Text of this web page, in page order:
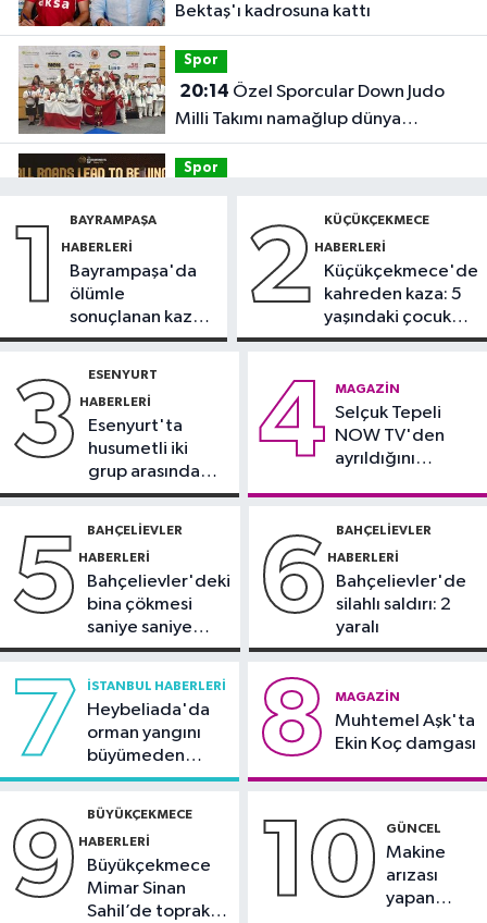
Bektaş'ı kadrosuna kattı
Spor
20:14
Milli Takımı namağlup dünya
şampiyonu
Spor
2026’da yer alacak takımlar belli
Fatih Haberleri
çeşmeleri birer birer ayağa
Avrupa Şampiyonası'na Riva'da
hazırlanıyor
sırasında 2 bina tahliye edildi
1 BAYRAMPAŞA
HABERLERI
Bayrampaşa'da
ölümle
sonuçlanan kaza:
Sürücü
2 KÜÇÜKÇEKMECE
HABERLERI
Küçükçekmece'de
kahreden kaza: 5
yaşındaki çocuk
yoğun bakımda
3 ESENYURT
HABERLERI
Esenyurt'ta
husumetli iki
grup arasında
silahlı kavga
4 MAGAZIN
Selçuk Tepeli
NOW TV'den
ayrıldığını
5 BAHÇELIEVLER
HABERLERI
Bahçelievler'deki
bina çökmesi
saniye saniye
görüntülendi
6 BAHÇELIEVLER
HABERLERI
Bahçelievler'de
silahlı saldırı: 2
yaralı
7 İSTANBUL HABERLERI
Heybeliada'da
orman yangını
büyümeden
söndürüldü
8 MAGAZIN
Muhtemel Aşk'ta
Ekin Koç damgası
9 BÜYÜKÇEKMECE
HABERLERI
Büyükçekmece
Mimar Sinan
Sahil’de toprak
10 GÜNCEL
Makine
arızası
yapan